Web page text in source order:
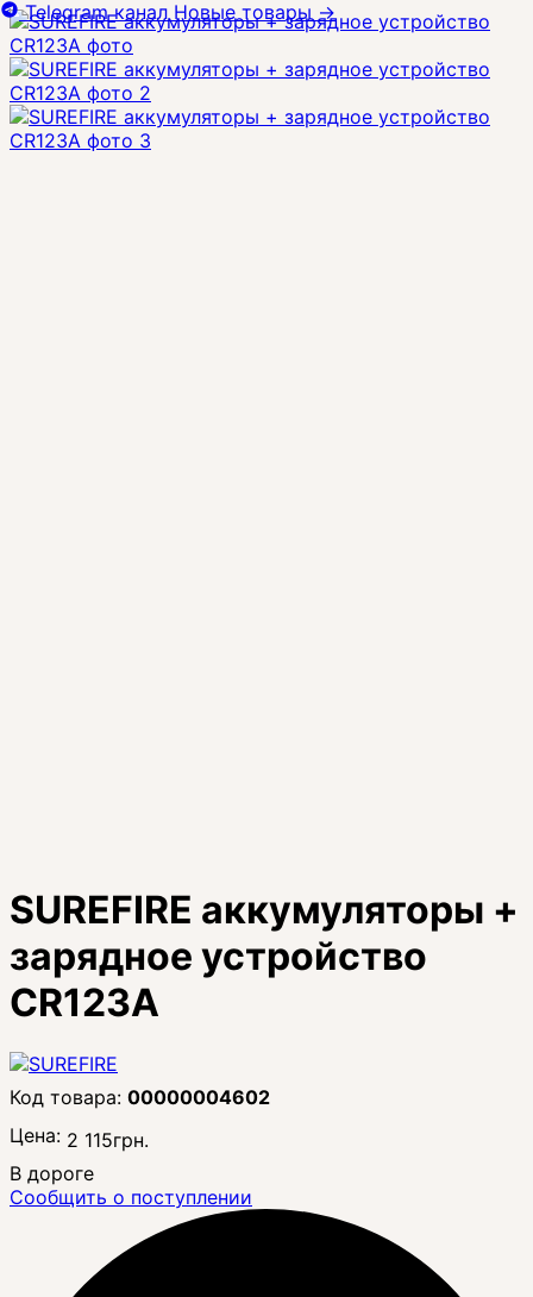
SUREFIRE аккумуляторы +
зарядное устройство
CR123A
00000004602
Цена: 2 115грн.
В дороге
Сообщить о поступлении
Telegram канал Новые товары →